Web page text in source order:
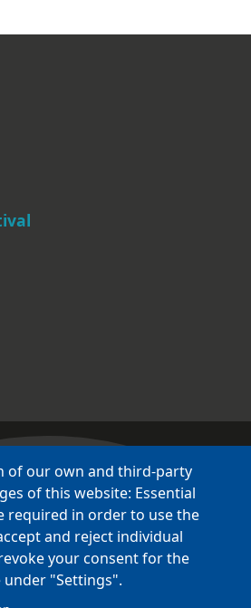
Diversité
!
of our own and third-party
of this website: Essential
required in order to use the
and reject individual
your consent for the
"Settings".